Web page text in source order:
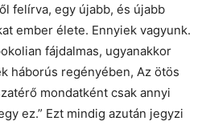
felírva, egy újabb, és újabb
ember élete. Ennyiek vagyunk.
fájdalmas, ugyanakkor
háborús regényében, Az ötös
mondatként csak annyi
ez.” Ezt mindig azután jegyzi